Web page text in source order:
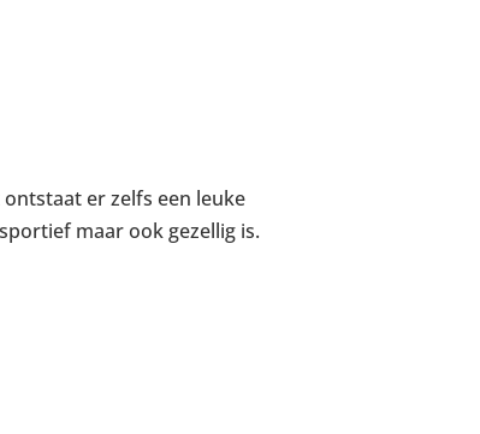
er zelfs een leuke
maar ook gezellig is.